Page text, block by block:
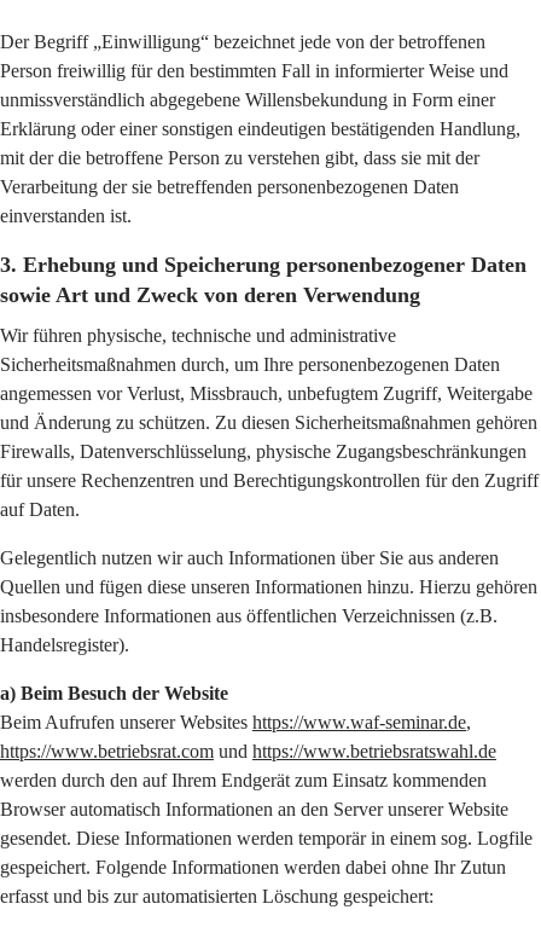
Der Begriff „Einwilligung“ bezeichnet jede von der betroffenen
Person freiwillig für den bestimmten Fall in informierter Weise und
unmissverständlich abgegebene Willensbekundung in Form einer
Erklärung oder einer sonstigen eindeutigen bestätigenden Handlung,
mit der die betroffene Person zu verstehen gibt, dass sie mit der
Verarbeitung der sie betreffenden personenbezogenen Daten
einverstanden ist.
3. Erhebung und Speicherung personenbezogener Daten
sowie Art und Zweck von deren Verwendung
Wir führen physische, technische und administrative
Sicherheitsmaßnahmen durch, um Ihre personenbezogenen Daten
angemessen vor Verlust, Missbrauch, unbefugtem Zugriff, Weitergabe
und Änderung zu schützen. Zu diesen Sicherheitsmaßnahmen gehören
Firewalls, Datenverschlüsselung, physische Zugangsbeschränkungen
für unsere Rechenzentren und Berechtigungskontrollen für den Zugriff
auf Daten.
Gelegentlich nutzen wir auch Informationen über Sie aus anderen
Quellen und fügen diese unseren Informationen hinzu. Hierzu gehören
insbesondere Informationen aus öffentlichen Verzeichnissen (z.B.
Handelsregister).
a) Beim Besuch der Website
Beim Aufrufen unserer Websites https://www.waf-seminar.de,
https://www.betriebsrat.com und https://www.betriebsratswahl.de
werden durch den auf Ihrem Endgerät zum Einsatz kommenden
Browser automatisch Informationen an den Server unserer Website
gesendet. Diese Informationen werden temporär in einem sog. Logfile
gespeichert. Folgende Informationen werden dabei ohne Ihr Zutun
erfasst und bis zur automatisierten Löschung gespeichert: